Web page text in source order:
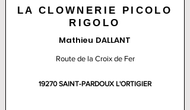
LA CLOWNERIE PICOLO
RIGOLO
Mathieu DALLANT
Route de la Croix de Fer
19270 SAINT-PARDOUX L'ORTIGIER